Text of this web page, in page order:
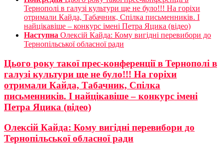
Тернополі в галузі культури ще не було!!! На горіхи
отримали Кайда, Табачник, Спілка письменників. І
найцікавіше – конкурс імені Петра Яцика (відео)
Наступна Олексій Кайда: Кому вигідні перевибори до
Тернопільської обласної ради
Цього року такої прес-конференції в Тернополі в
галузі культури ще не було!!! На горіхи
отримали Кайда, Табачник, Спілка
письменників. І найцікавіше – конкурс імені
Петра Яцика (відео)
Олексій Кайда: Кому вигідні перевибори до
Тернопільської обласної ради